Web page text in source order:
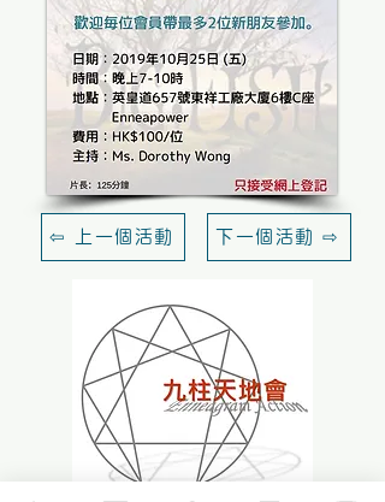
⇦ 上一個活動 下一個活動 ⇨